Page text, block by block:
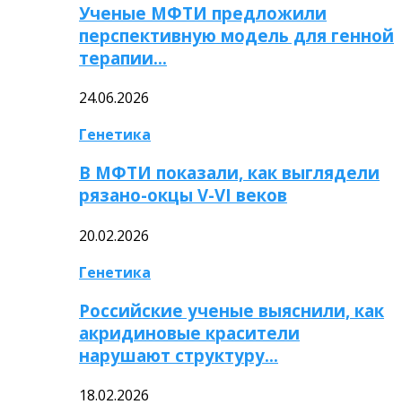
Ученые МФТИ предложили
перспективную модель для генной
терапии…
24.06.2026
Генетика
В МФТИ показали, как выглядели
рязано-окцы V-VI веков
20.02.2026
Генетика
Российские ученые выяснили, как
акридиновые красители
нарушают структуру…
18.02.2026